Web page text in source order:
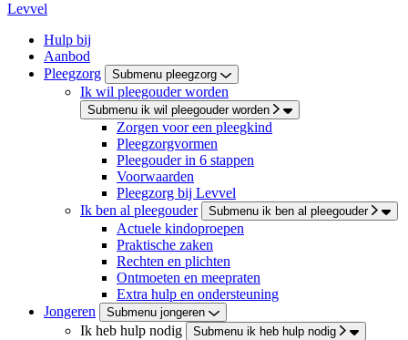
Levvel
Hulp bij
Aanbod
Pleegzorg
Submenu pleegzorg
Ik wil pleegouder worden
Submenu ik wil pleegouder worden
Zorgen voor een pleegkind
Pleegzorgvormen
Pleegouder in 6 stappen
Voorwaarden
Pleegzorg bij Levvel
Ik ben al pleegouder
Submenu ik ben al pleegouder
Actuele kindoproepen
Praktische zaken
Rechten en plichten
Ontmoeten en meepraten
Extra hulp en ondersteuning
Jongeren
Submenu jongeren
Ik heb hulp nodig Submenu ik heb hulp nodig